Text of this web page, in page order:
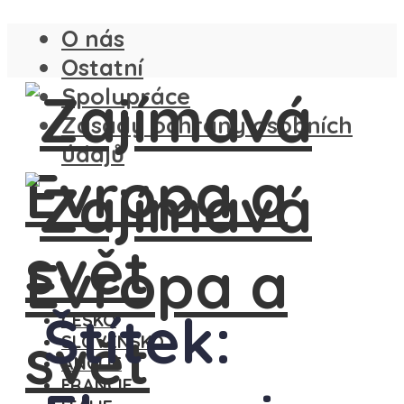
O nás
Ostatní
Spolupráce
Zásady ochrany osobních
údajů
ČESKO
SLOVENSKO
ANGLIE
FRANCIE
Štítek: